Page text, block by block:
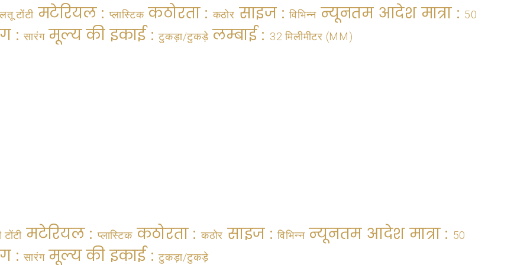
टोंटी मटेरियल :प्लास्टिक कठोरता :कठोर साइज :विभिन्न न्यूनतम आदेश मात्रा : 50
:सारंग मूल्य की इकाई :टुकड़ा/टुकड़े लम्बाई : 32 मिलीमीटर (MM)
मटेरियल :प्लास्टिक कठोरता :कठोर साइज :विभिन्न न्यूनतम आदेश मात्रा : 50
:सारंग मूल्य की इकाई :टुकड़ा/टुकड़े